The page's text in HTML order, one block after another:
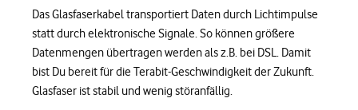
Das Glasfaserkabel transportiert Daten durch Lichtimpulse
statt durch elektronische Signale. So können größere
Datenmengen übertragen werden als z.B. bei DSL. Damit
bist Du bereit für die Terabit-Geschwindigkeit der Zukunft.
Glasfaser ist stabil und wenig störanfällig.